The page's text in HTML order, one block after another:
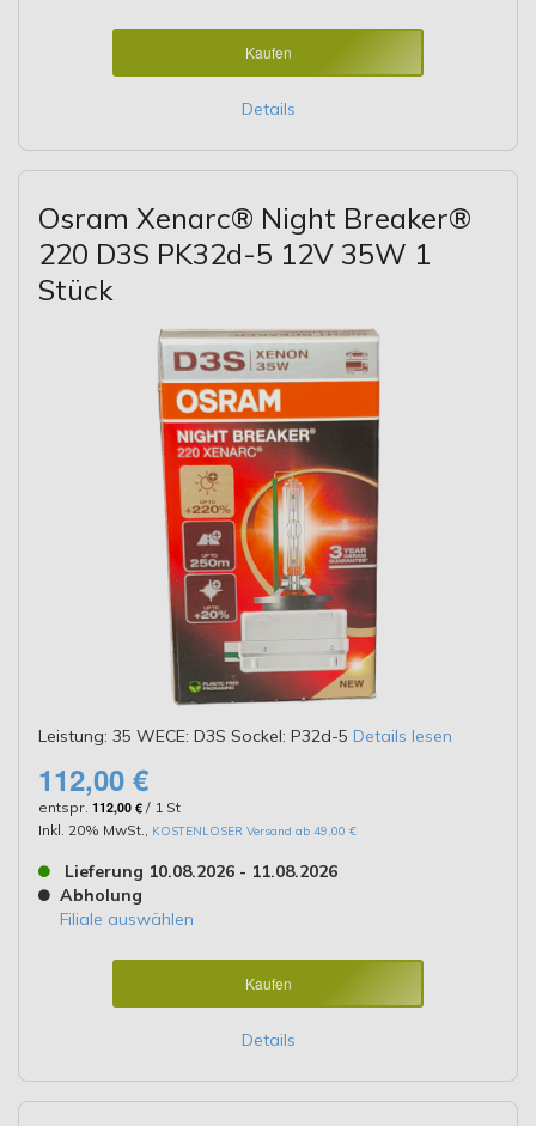
Kaufen
Details
Osram Xenarc® Night Breaker®
220 D3S PK32d-5 12V 35W 1
Stück
Leistung: 35 WECE: D3S Sockel: P32d-5 Details lesen
112,00 €
entspr. 112,00 € / 1 St
Inkl. 20% MwSt.
KOSTENLOSER Versand ab 49,00 €
Lieferung 10.08.2026 - 11.08.2026
Abholung
Filiale auswählen
Kaufen
Details